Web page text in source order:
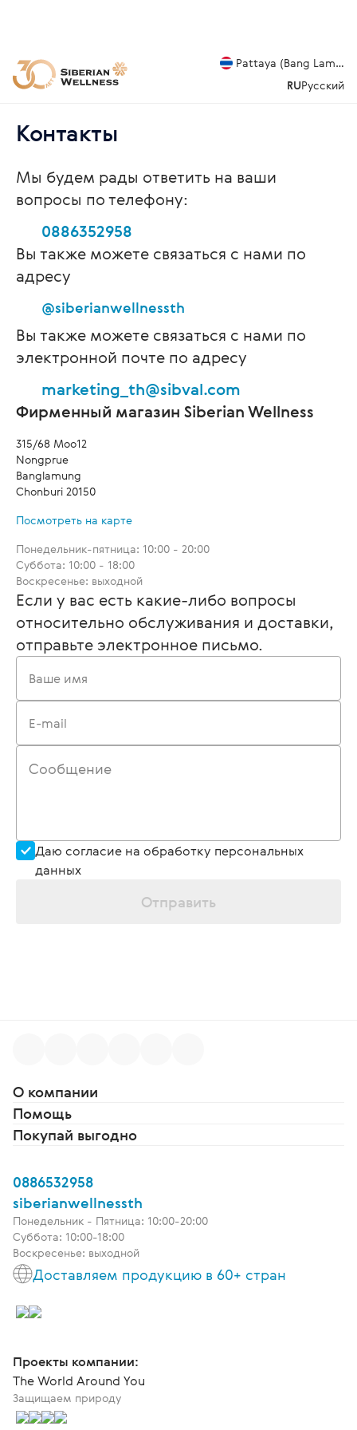
Pattaya (Bang
RUРусский
Контакты
Мы будем рады ответить на ваши
вопросы по телефону:
0886352958
Вы также можете связаться с нами по
адресу
@siberianwellnessth
Вы также можете связаться с нами по
электронной почте по адресу
marketing_th@sibval.com
Фирменный магазин Siberian Wellness
315/68 Moo12
Nongprue
Banglamung
Chonburi 20150
Посмотреть на карте
Понедельник-пятница: 10:00 - 20:00
Суббота: 10:00 - 18:00
Воскресенье: выходной
Если у вас есть какие-либо вопросы
относительно обслуживания и доставки,
отправьте электронное письмо.
Ваше имя
E-mail
Сообщение
Даю согласие на обработку персональных
данных
Отправить
О компании
Помощь
Покупай выгодно
0886532958
siberianwellnessth
Понедельник - Пятница: 10:00-20:00
Суббота: 10:00-18:00
Воскресенье: выходной
Доставляем продукцию в 60+ стран
Проекты компании:
The World Around You
Защищаем природу